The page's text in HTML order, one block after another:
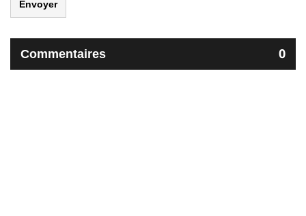
Envoyer
Commentaires 0